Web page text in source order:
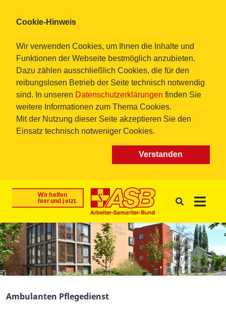
Cookie-Hinweis
Wir verwenden Cookies, um Ihnen die Inhalte und
Funktionen der Webseite bestmöglich anzubieten.
Dazu zählen ausschließlich Cookies, die für den
reibungslosen Betrieb der Seite technisch notwendig
sind. In unseren Datenschutzerklärungen finden Sie
weitere Informationen zum Thema Cookies.
Mit der Nutzung dieser Seite akzeptieren Sie den
Einsatz technisch notweniger Cookies.
Verstanden
Ambulanten Pflegedienst